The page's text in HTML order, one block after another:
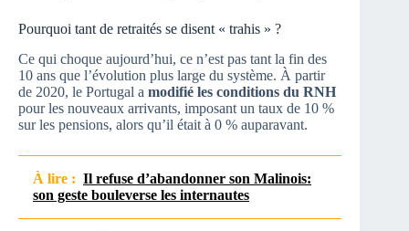
Pourquoi tant de retraités se disent « trahis » ?
Ce qui choque aujourd’hui, ce n’est pas tant la fin des
10 ans que l’évolution plus large du système. À partir
de 2020, le Portugal a modifié les conditions du RNH
pour les nouveaux arrivants, imposant un taux de 10 %
sur les pensions, alors qu’il était à 0 % auparavant.
À lire : Il refuse d’abandonner son Malinois:
son geste bouleverse les internautes